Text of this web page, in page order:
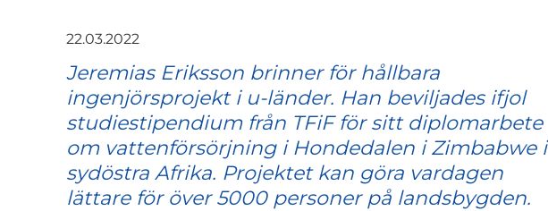
22.03.2022
Jeremias Eriksson brinner för hållbara
ingenjörsprojekt i u-länder. Han beviljades ifjol
studiestipendium från TFiF för sitt diplomarbete
om vattenförsörjning i Hondedalen i Zimbabwe i
sydöstra Afrika. Projektet kan göra vardagen
lättare för över 5000 personer på landsbygden.